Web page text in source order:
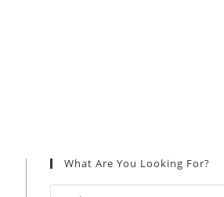
What Are You Looking For?